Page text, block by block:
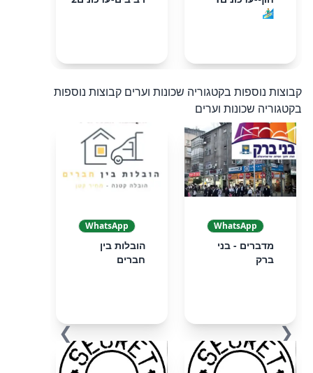
🏄🏼‍♂️
קבוצות נוספות בקטגוריה שכונות וערים קבוצות נוספות
בקטגוריה שכונות וערים
❮
WhatsApp
מדברים - בני
ברק
WhatsApp
הובלות בין
חברים
❯